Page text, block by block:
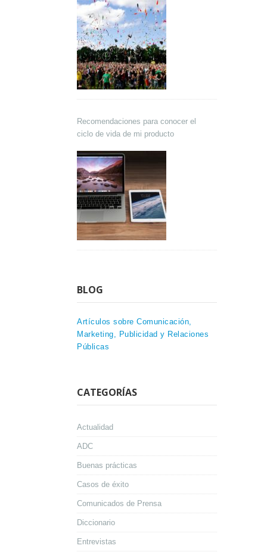
Recomendaciones para conocer el
ciclo de vida de mi producto
BLOG
Artículos sobre Comunicación,
Marketing, Publicidad y Relaciones
Públicas
CATEGORÍAS
Actualidad
ADC
Buenas prácticas
Casos de éxito
Comunicados de Prensa
Diccionario
Entrevistas